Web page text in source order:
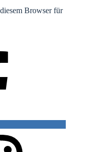
Browser für